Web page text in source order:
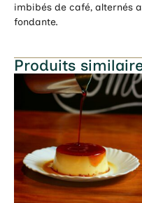
imbibés de café, alternés
fondante.
Produits